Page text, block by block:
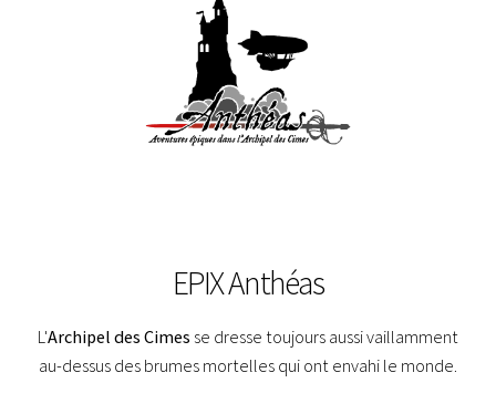
EPIX Anthéas
L'Archipel des Cimes se dresse toujours aussi vaillamment
au-dessus des brumes mortelles qui ont envahi le monde.